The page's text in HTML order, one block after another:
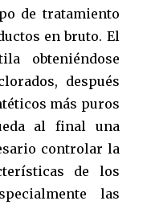
de tratamiento
en bruto. El
obteniéndose
después
más puros
al final una
controlar la
de los
las